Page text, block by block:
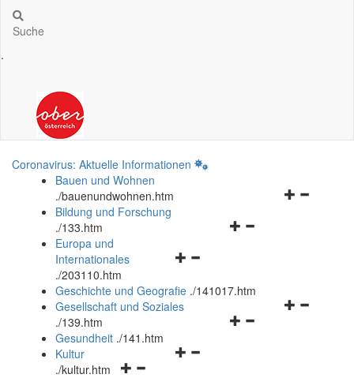
Suche
.
Coronavirus: Aktuelle Informationen
Bauen und Wohnen
./bauenundwohnen.htm
Navigationsmenü
Bildung und Forschung
./133.htm
Navigationsmenü
und
schließen
Europa und
Internationales
./203110.htm
Geschichte und Geografie ./141017.htm
Navigationsmenü
Gesellschaft und Soziales
./139.htm
Navigationsmenü
Gesundheit ./141.htm
Navigationsmenü
Kultur
./kultur.htm